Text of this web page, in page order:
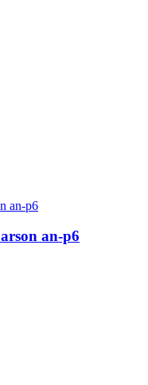
پاور بانک 6000 میلی امپر ارسون arson an-p6